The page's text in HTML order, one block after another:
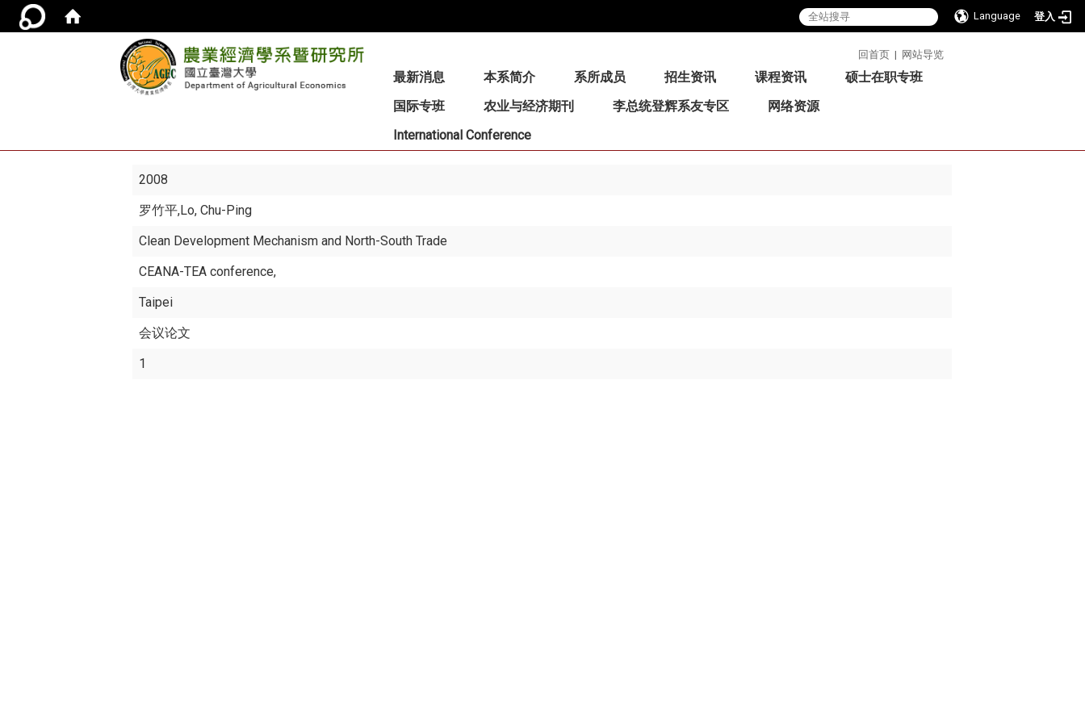
Language 登入
回首页 | 网站导览
最新消息 本系简介 系所成员 招生资讯 课程资讯
硕士在职专班
国际专班
农业与经济期刊 李总统登辉系友专区
网络资源
International Conference
2008
罗竹平,Lo, Chu-Ping
Clean Development Mechanism and North-South Trade
CEANA-TEA conference,
Taipei
会议论文
1